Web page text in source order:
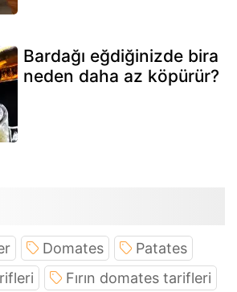
Bardağı eğdiğinizde bira
neden daha az köpürür?
Domates
Patates
Fırın domates tarifleri